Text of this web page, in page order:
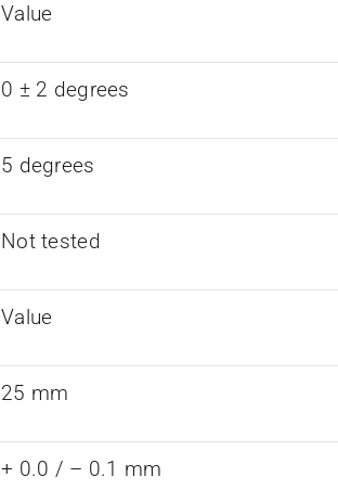
Value
0 ± 2 degrees
5 degrees
Not tested
Value
25 mm
+ 0.0 / – 0.1 mm